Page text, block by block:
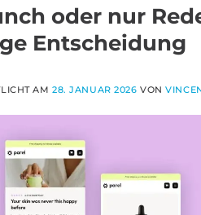
oder nur
Entscheidung
AM28. JANUAR 2026 VON